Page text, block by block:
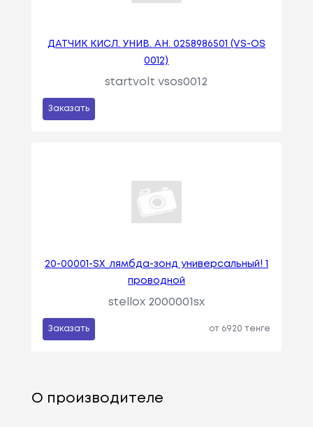
ДАТЧИК КИСЛ. УНИВ. АН. 0258986501 (VS-OS
0012)
startvolt vsos0012
Заказать
20-00001-SX_лямбда-зонд универсальный! 1
проводной
stellox 2000001sx
Заказать от 6920 тенге
О производителе